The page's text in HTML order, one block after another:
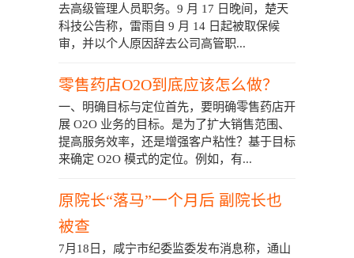
去高级管理人员职务。9 月 17 日晚间，楚天
科技公告称，雷雨自 9 月 14 日起被取保候
审，并以个人原因辞去公司高管职...
零售药店O2O到底应该怎么做？
一、明确目标与定位首先，要明确零售药店开
展 O2O 业务的目标。是为了扩大销售范围、
提高服务效率，还是增强客户粘性？基于目标
来确定 O2O 模式的定位。例如，有...
原院长“落马”一个月后 副院长也
被查
7月18日，咸宁市纪委监委发布消息称，通山